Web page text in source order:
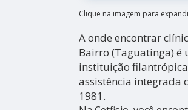
Clique na imagem para
A onde encontrar
Bairro (Taguatinga) é
instituição filantrópica
assistência integrada
1981.